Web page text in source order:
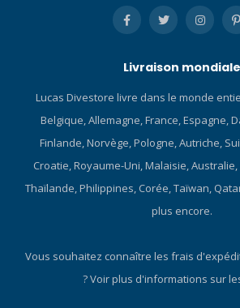
Livraison mondiale
Lucas Divestore livre dans le monde
Belgique, Allemagne, France, Espagne,
Finlande, Norvège, Pologne, Autriche,
Croatie, Royaume-Uni, Malaisie,
Thaïlande, Philippines, Corée, Taïwan,
plus encore.
Vous souhaitez connaître les frais
?Voir plus d'informations sur